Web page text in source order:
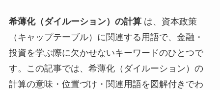
希薄化（ダイルーション）の計算は、資本政策
（キャップテーブル）に関連する用語で、金融・
投資を学ぶ際に欠かせないキーワードのひとつで
す。この記事では、希薄化（ダイルーション）の
計算の意味・位置づけ・関連用語を図解付きでわ